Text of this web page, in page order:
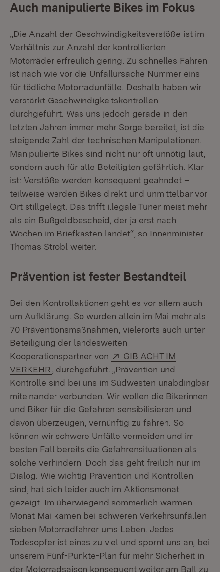
Auch manipulierte Bikes im Fokus
„Die Anzahl der Geschwindigkeitsverstöße ist im
Verhältnis zur Anzahl der kontrollierten
Motorräder erfreulich gering. Zu schnelles Fahren
ist nach wie vor die Unfallursache Nummer eins
für tödliche Motorradunfälle. Deshalb haben wir
verstärkt Geschwindigkeitskontrollen
durchgeführt. Was uns jedoch gerade in den
letzten Jahren immer mehr Sorge bereitet, ist die
steigende Zahl der technischen Manipulationen.
Manipulierte Bikes sind nicht nur oft unnötig laut,
sondern auch für alle Beteiligten gefährlich. Klar
ist: Verstöße werden konsequent geahndet –
teilweise werden Bikes direkt und unmittelbar vor
Ort stillgelegt. Das trifft illegale Tuner meist mehr
als ein Bußgeldbescheid, der ja erst nach
Wochen im Briefkasten landet“, so Innenminister
Thomas Strobl weiter.
Prävention ist fester Bestandteil
Bei den Kontrollaktionen geht es vor allem auch
um Aufklärung. So wurden allein im Mai mehr als
70 Präventionsmaßnahmen, vielerorts auch unter
Beteiligung der landesweiten
Kooperationspartner von
Extern:
GIB ACHT IM
VERKEHR (Öffnet in neuem Fenster)
, durchgeführt. „Prävention und
Kontrolle sind bei uns im Südwesten unabdingbar
miteinander verbunden. Wir wollen die Bikerinnen
und Biker für die Gefahren sensibilisieren und
davon überzeugen, vernünftig zu fahren. So
können wir schwere Unfälle vermeiden und im
besten Fall bereits die Gefahrensituationen als
solche verhindern. Doch das geht freilich nur im
Dialog. Wie wichtig Prävention und Kontrollen
sind, hat sich leider auch im Aktionsmonat
gezeigt. Im überwiegend sommerlich warmen
Monat Mai kamen bei schweren Verkehrsunfällen
sieben Motorradfahrer ums Leben. Jedes
Todesopfer ist eines zu viel und spornt uns an, bei
unserem Fünf-Punkte-Plan für mehr Sicherheit in
der Motorradsaison konsequent weiter am Ball zu